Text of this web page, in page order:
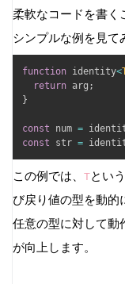
柔軟なコードを書く
シンプルな例を見て
function identity<
return arg ;
}
const num =
const str =
この例では、 Tとい
び戻り値の型を動的
任意の型に対して動
が向上します。